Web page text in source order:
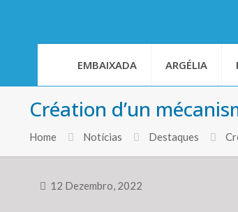
EMBAIXADA ARGÉLIA
Création d’un
Home Notícias Destaques
12 Dezembro, 2022